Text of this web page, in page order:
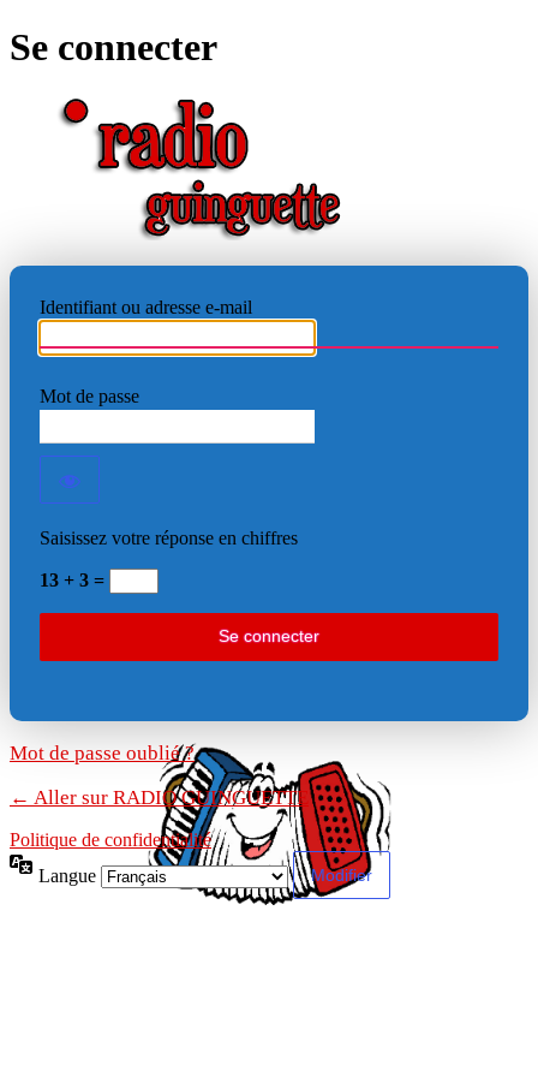
Se connecter
Identifiant ou adresse e-mail
Mot de passe
Saisissez votre réponse en chiffres
13 + 3 =
Mot de passe oublié ?
← Aller sur RADIO GUINGUETTE
Politique de confidentialité
Langue